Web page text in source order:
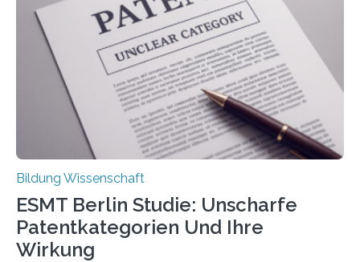
Therapien wirken. Diese individuellen Überzeugungen
stehen im Mittelpunkt einer aktuellen Studie der
Hochschule Bochum. Im Rahmen des
Promotionsprojekts „BACKCamPAIN“ führt die
Doktorandin Deborah Jost (Hochschule Bochum,
Promotionskolleg NRW) derzeit eine Online-Umfrage
durch. Ziel ist es, herauszufinden,…
Bildung Wissenschaft
ESMT Berlin Studie: Unscharfe
Patentkategorien Und Ihre
Wirkung